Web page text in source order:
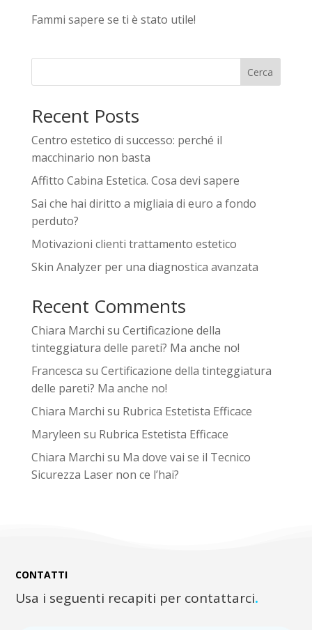
Fammi sapere se ti è stato utile!
Cerca
Recent Posts
Centro estetico di successo: perché il
macchinario non basta
Affitto Cabina Estetica. Cosa devi sapere
Sai che hai diritto a migliaia di euro a fondo
perduto?
Motivazioni clienti trattamento estetico
Skin Analyzer per una diagnostica avanzata
Recent Comments
Chiara Marchi su Certificazione della
tinteggiatura delle pareti? Ma anche no!
Francesca su Certificazione della tinteggiatura
delle pareti? Ma anche no!
Chiara Marchi su Rubrica Estetista Efficace
Maryleen su Rubrica Estetista Efficace
Chiara Marchi su Ma dove vai se il Tecnico
Sicurezza Laser non ce l’hai?
CONTATTI
Usa i seguenti recapiti per contattarci.